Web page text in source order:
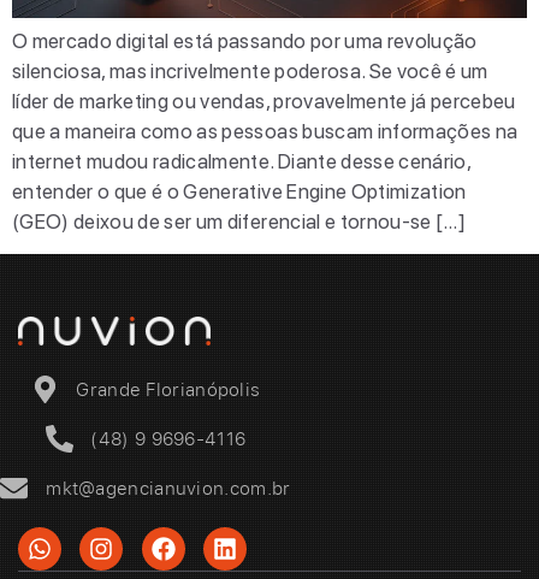
O mercado digital está passando por uma revolução
silenciosa, mas incrivelmente poderosa. Se você é um
líder de marketing ou vendas, provavelmente já percebeu
que a maneira como as pessoas buscam informações na
internet mudou radicalmente. Diante desse cenário,
entender o que é o Generative Engine Optimization
(GEO) deixou de ser um diferencial e tornou-se […]
Grande Florianópolis
(48) 9 9696-4116
mkt@agencianuvion.com.br